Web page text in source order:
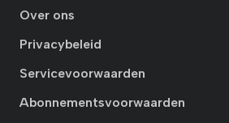
Over ons
Privacybeleid
Servicevoorwaarden
Abonnementsvoorwaarden